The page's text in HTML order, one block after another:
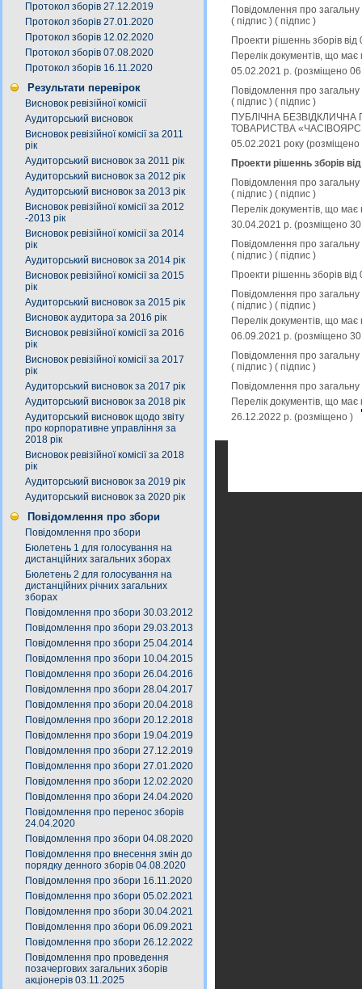
Протокол зборів 27.12.2019
Протокол зборів 27.01.2020
Протокол зборів 12.02.2020
Протокол зборів 07.08.2020
Протокол зборів 16.11.2020
Результати перевірок
Висновок ревізійної комісії
Аудиторський висновок
Висновок ревізійної комісії за 2011
рік
Аудиторський висновок за 2011 рік
Аудиторський висновок за 2012 рік
Аудиторський висновок за 2013 рік
Висновок ревізійної комісії за 2012
-2013 рік
Висновок ревізійної комісії за 2014
рік
Аудиторський висновок за 2014 рік
Висновок ревізійної комісії за 2015
рік
Аудиторський висновок за 2015 рік
Висновок аудитора за 2016 рік
Висновок ревізійної комісії за 2016
рік
Висновок ревізійної комісії за 2017
рік
Аудиторський висновок за 2017 рік
Аудиторський висновок за 2018 рік
Аудиторський висновок щодо звіту
про корпоративне управління за
2018 рік
Висновок ревізійної комісії за 2018
рік
Аудиторський висновок за 2019 рік
Аудиторський висновок за 2020 рік
Повідомлення про збори
Повідомлення про збори
Бюлетень 1 для голосування на
дистанційних загальних зборах
Бюлетень 2 для голосування на
дистанційних річних загальних
зборах
Повідомлення про збори 30.03.2012
Повідомлення про збори 29.03.2013
Повідомлення про збори 25.04.2014
Повідомлення про збори 10.04.2015
Повідомлення про збори 26.04.2016
Повідомлення про збори 28.04.2017
Повідомлення про збори 20.04.2018
Повідомлення про збори 20.12.2018
Повідомлення про збори 19.04.2019
Повідомлення про збори 27.12.2019
Повідомлення про збори 27.01.2020
Повідомлення про збори 12.02.2020
Повідомлення про збори 24.04.2020
Повідомлення про перенос зборів
24.04.2020
Повідомлення про збори 04.08.2020
Повідомлення про внесення змін до
порядку денного зборів 04.08.2020
Повідомлення про збори 16.11.2020
Повідомлення про збори 05.02.2021
Повідомлення про збори 30.04.2021
Повідомлення про збори 06.09.2021
Повідомлення про збори 26.12.2022
Повідомлення про проведення
позачергових загальних зборів
акціонерів 03.11.2025
Повідомлення про
( підпис ) ( підпис )
Проекти рішеннь зборів
Перелік документів, що має
05.02.2021 р. (розміщено
Повідомлення про
( підпис ) ( підпис )
ПУБЛІЧНА БЕЗВІДКЛИЧНА
ТОВАРИСТВА
05.02.2021 року
Проекти рішеннь зборів
Повідомлення про
( підпис ) ( підпис )
Перелік документів, що має
30.04.2021 р. (розміщено
Повідомлення про
( підпис ) ( підпис )
Проекти рішеннь зборів
Повідомлення про
( підпис ) ( підпис )
Перелік документів, що має
06.09.2021 р. (розміщено
Повідомлення про
( підпис ) ( підпис )
Повідомлення про загальну
Перелік документів, що має
26.12.2022 р. (розміщено )